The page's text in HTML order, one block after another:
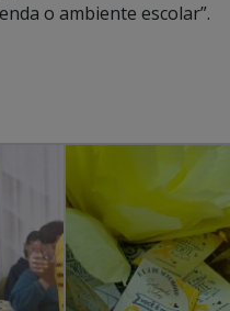
o ambiente escolar”.